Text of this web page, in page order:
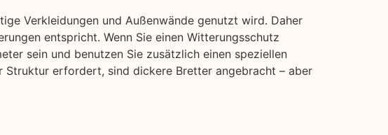
Verkleidungen und Außenwände genutzt wird. Daher
entspricht. Wenn Sie einen Witterungsschutz
sein und benutzen Sie zusätzlich einen speziellen
Struktur erfordert, sind dickere Bretter angebracht – aber